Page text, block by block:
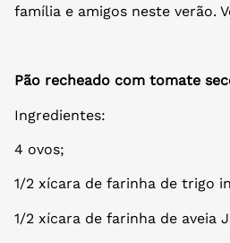
família e amigos neste verão.
Pão recheado com tomate
Ingredientes:
4 ovos;
1/2 xícara de farinha de trigo
1/2 xícara de farinha de aveia